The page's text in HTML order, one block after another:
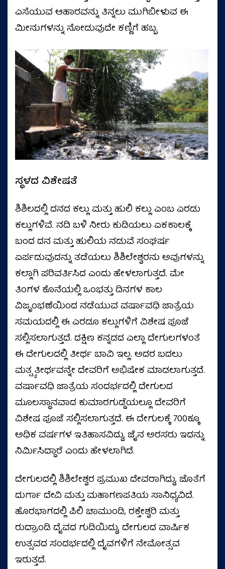
ಎಸೆಯುವ ಆಹಾರವನ್ನು ತಿನ್ನಲು ಮುಗಿಬೀಳುವ ಈ
ಮೀನುಗಳನ್ನು ನೋಡುವುದೇ ಕಣ್ಣಿಗೆ ಹಬ್ಬ.
ಸ್ಥಳದ ವಿಶೇಷತೆ
ಶಿಶಿಲದಲ್ಲಿ ದನದ ಕಲ್ಲು ಮತ್ತು ಹುಲಿ ಕಲ್ಲು ಎಂಬ ಎರಡು
ಕಲ್ಲುಗಳಿವೆ. ನದಿ ಬಳಿ ನೀರು ಕುಡಿಯಲು ಏಕಕಾಲಕ್ಕೆ
ಬಂದ ದನ ಮತ್ತು ಹುಲಿಯ ನಡುವೆ ಸಂಘರ್ಷ
ಏರ್ಪಡುವುದನ್ನು ತಡೆಯಲು ಶಿಶಿಲೇಶ್ವರನು ಅವುಗಳನ್ನು
ಕಲ್ಲಾಗಿ ಪರಿವರ್ತಿಸಿದ ಎಂದು ಹೇಳಲಾಗುತ್ತದೆ. ಮೇ
ತಿಂಗಳ ಕೊನೆಯಲ್ಲಿ ಒಂಭತ್ತು ದಿನಗಳ ಕಾಲ
ವಿಜೃಂಭಣೆಯಿಂದ ನಡೆಯುವ ವರ್ಷಾವಧಿ ಜಾತ್ರೆಯ
ಸಮಯದಲ್ಲಿ ಈ ಎರಡೂ ಕಲ್ಲುಗಳಿಗೆ ವಿಶೇಷ ಪೂಜೆ
ಸಲ್ಲಿಸಲಾಗುತ್ತದೆ. ದಕ್ಷಿಣ ಕನ್ನಡದ ಎಲ್ಲಾ ದೇಗುಲಗಳಂತೆ
ಈ ದೇಗುಲದಲ್ಲಿ ತೀರ್ಥ ಬಾವಿ ಇಲ್ಲ. ಅದರ ಬದಲು
ಮತ್ಸ್ಯತೀರ್ಥವನ್ನೇ ದೇವರಿಗೆ ಅಭಿಷೇಕ ಮಾಡಲಾಗುತ್ತದೆ.
ವರ್ಷಾವಧಿ ಜಾತ್ರೆಯ ಸಂದರ್ಭದಲ್ಲಿ ದೇಗುಲದ
ಮೂಲಸ್ಥಾನವಾದ ಕುಮಾರಗುಡ್ಡೆಯಲ್ಲೂ ದೇವರಿಗೆ
ವಿಶೇಷ ಪೂಜೆ ಸಲ್ಲಿಸಲಾಗುತ್ತದೆ. ಈ ದೇಗುಲಕ್ಕೆ 700ಕ್ಕೂ
ಅಧಿಕ ವರ್ಷಗಳ ಇತಿಹಾಸವಿದ್ದು, ಜೈನ ಅರಸರು ಇದನ್ನು
ನಿರ್ಮಿಸಿದ್ದಾರೆ ಎಂದು ಹೇಳಲಾಗಿದೆ.
ದೇಗುಲದಲ್ಲಿ ಶಿಶಿಲೇಶ್ವರ ಪ್ರಮುಖ ದೇವರಾಗಿದ್ದು, ಜೊತೆಗೆ
ದುರ್ಗಾ ದೇವಿ ಮತ್ತು ಮಹಾಗಣಪತಿಯ ಸಾನಿಧ್ಯವಿದೆ.
ಹೊರಭಾಗದಲ್ಲಿ ಪಿಲಿ ಚಾಮುಂಡಿ, ರಕ್ತೇಶ್ವರಿ ಮತ್ತು
ರುದ್ರಾಂಡಿ ದೈವದ ಗುಡಿಯಿದ್ದು, ದೇಗುಲದ ವಾರ್ಷಿಕ
ಉತ್ಸವದ ಸಂದರ್ಭದಲ್ಲಿ ದೈವಗಳಿಗೆ ನೇಮೋತ್ಸವ
ಇರುತ್ತದೆ.